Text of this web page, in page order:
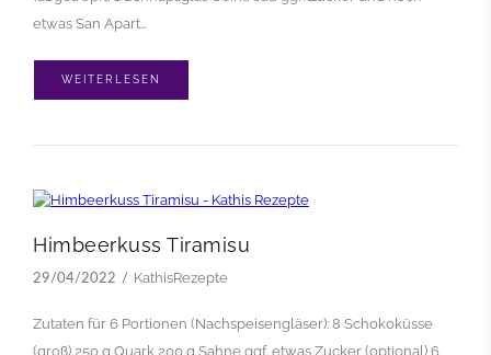
etwas San Apart…
WEITERLESEN
Himbeerkuss Tiramisu
29/04/2022 KathisRezepte
Zutaten für 6 Portionen (Nachspeisengläser): 8 Schokoküsse
(groß) 250 g Quark 200 g Sahne ggf. etwas Zucker (optional) 6